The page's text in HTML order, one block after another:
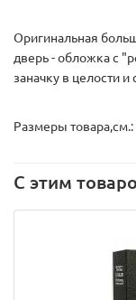
Оригинальная
дверь - обложка с
заначку в целости и
Размеры товара,см.:
С этим